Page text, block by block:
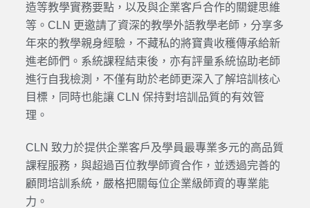
造等教學實務要點，以及與企業客戶合作的關鍵思維
等。CLN 更邀請了資深的教學外語教學老師，分享多
年來的教學親身經驗，不藏私的將寶貴收穫傳承給新
進老師們。系統課程結束後，亦有評量系統協助老師
進行自我檢測，不僅有助於老師更深入了解培訓核心
目標，同時也能讓 CLN 保持對培訓品質的有效管
理。
CLN 致力於提供企業客戶及學員最專業多元的高品質
課程服務，與超過百位教學師資合作，並透過完善的
顧問培訓系統，嚴格把關每位企業級師資的專業能
力。